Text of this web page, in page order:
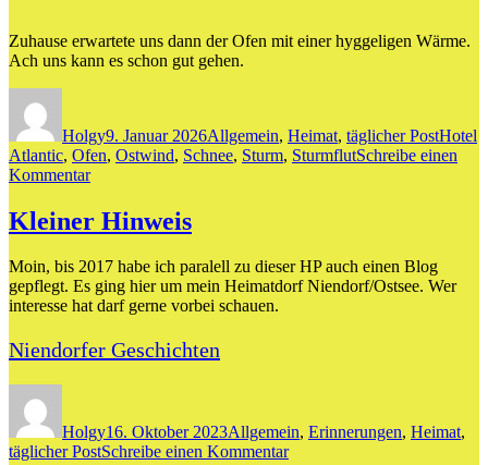
Zuhause erwartete uns dann der Ofen mit einer hyggeligen Wärme.
Ach uns kann es schon gut gehen.
Holgy9. Januar 2026Allgemein, Heimat, täglicher PostHotel
Atlantic, Ofen, Ostwind, Schnee, Sturm, SturmflutSchreibe einen
Kommentarzu
kleine
Runde
Kleiner Hinweis
Moin, bis 2017 habe ich paralell zu dieser HP auch einen Blog
gepflegt. Es ging hier um mein Heimatdorf Niendorf/Ostsee. Wer
interesse hat darf gerne vorbei schauen.
Niendorfer Geschichten
Holgy16. Oktober 2023Allgemein, Erinnerungen, Heimat,
täglicher PostSchreibe einen Kommentarzu